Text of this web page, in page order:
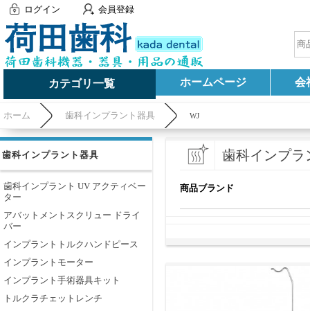
ログイン 会員登録
カテゴリ一覧 ホームページ 会
ホーム 歯科インプラント器具 WJ
歯科インプラント器具
歯科インプラント UV アクティベー
ター
アバットメントスクリュー ドライ
バー
インプラントトルクハンドピース
インプラントモーター
インプラント手術器具キット
トルクラチェットレンチ
歯科インプラ
商品ブランド